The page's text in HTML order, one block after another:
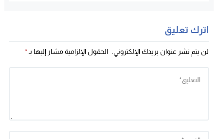
اترك تعليق
لن يتم نشر عنوان بريدك الإلكتروني. الحقول الإلزامية مشار إليها بـ *